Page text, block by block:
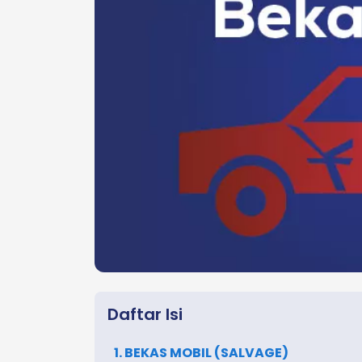
Daftar Isi
1. BEKAS MOBIL (SALVAGE)